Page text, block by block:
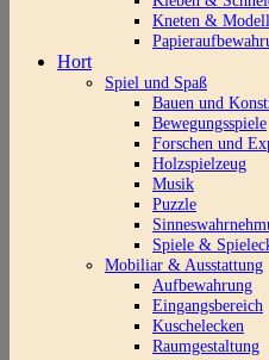
Kneten &
Hort
Spiel und Spaß
Bauen und
Bewegungsspiele
Forschen und
Holzspielzeug
Musik
Puzzle
Spiele &
Mobiliar & Ausstattung
Aufbewahrung
Eingangsbereich
Kuschelecken
Raumgestaltung